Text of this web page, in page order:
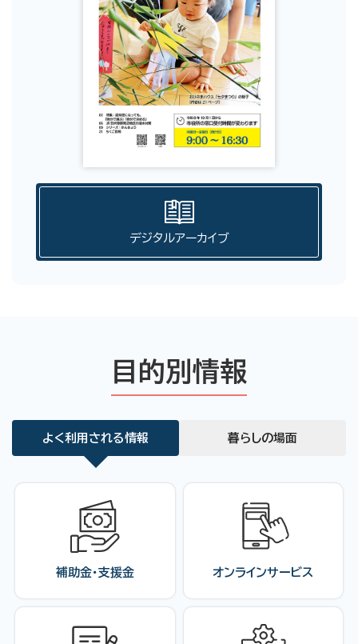
デジタルアーカイブ
目的別情報
よく利用される情報 暮らしの場面
補助金・支援金 オンラインサービス